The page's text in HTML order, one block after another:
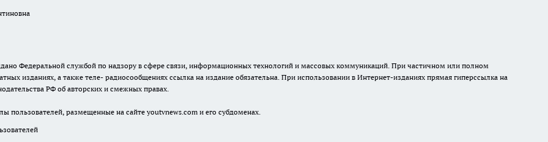
Федеральной службой по надзору в сфере связи, информационных технологий и массовых коммуникаций. При частичном или полном
изданиях, а также теле- радиосообщениях ссылка на издание обязательна. При использовании в Интернет-изданиях прямая гиперссылка на
РФ об авторских и смежных правах.
пользователей, размещенные на сайте youtvnews.com и его субдоменах.